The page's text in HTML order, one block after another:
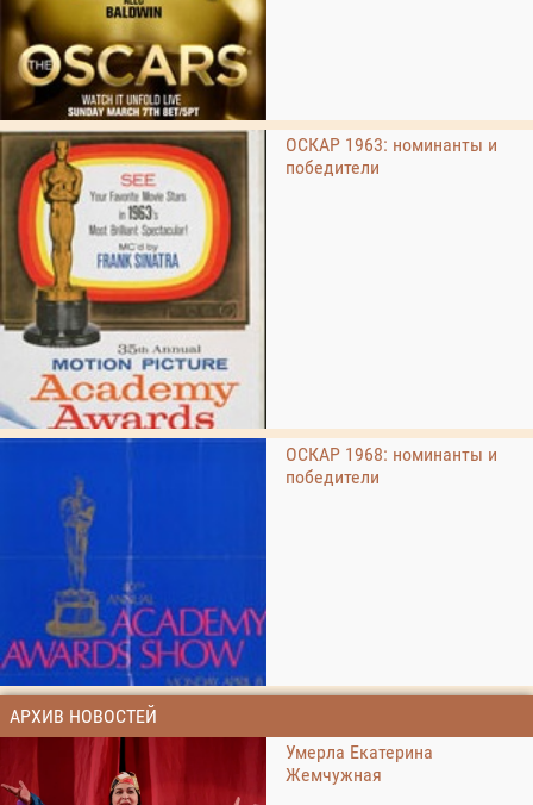
ОСКАР 1963: номинанты и
победители
ОСКАР 1968: номинанты и
победители
АРХИВ НОВОСТЕЙ
Умерла Екатерина
Жемчужная